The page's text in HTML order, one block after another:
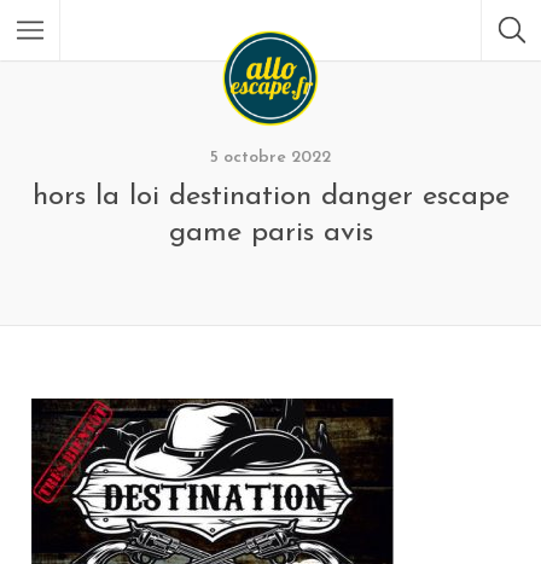
5 octobre 2022
hors la loi destination danger escape
game paris avis